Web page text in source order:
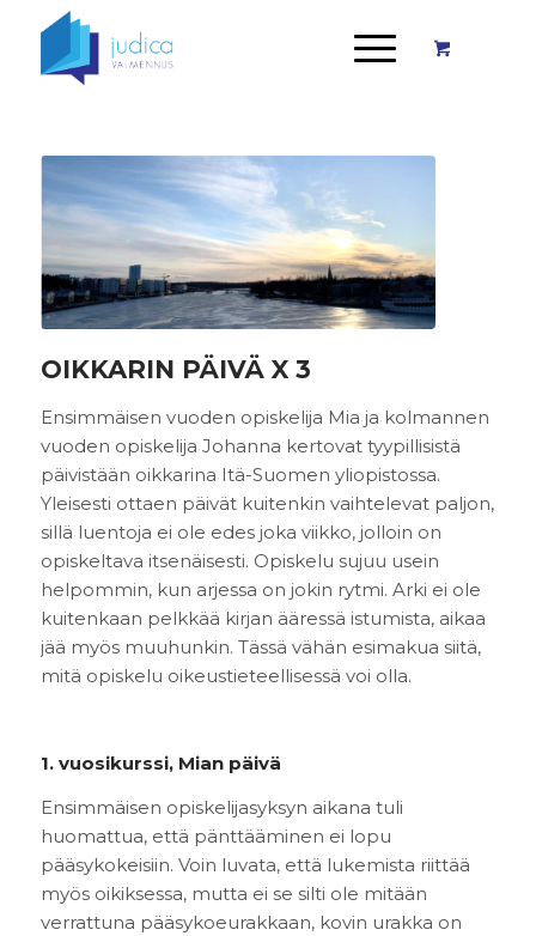
OIKKARIN PÄIVÄ X 3
Ensimmäisen vuoden opiskelija Mia ja kolmannen
vuoden opiskelija Johanna kertovat tyypillisistä
päivistään oikkarina Itä-Suomen yliopistossa.
Yleisesti ottaen päivät kuitenkin vaihtelevat paljon,
sillä luentoja ei ole edes joka viikko, jolloin on
opiskeltava itsenäisesti. Opiskelu sujuu usein
helpommin, kun arjessa on jokin rytmi. Arki ei ole
kuitenkaan pelkkää kirjan ääressä istumista, aikaa
jää myös muuhunkin. Tässä vähän esimakua siitä,
mitä opiskelu oikeustieteellisessä voi olla.
1. vuosikurssi, Mian päivä
Ensimmäisen opiskelijasyksyn aikana tuli
huomattua, että pänttääminen ei lopu
pääsykokeisiin. Voin luvata, että lukemista riittää
myös oikiksessa, mutta ei se silti ole mitään
verrattuna pääsykoeurakkaan, kovin urakka on